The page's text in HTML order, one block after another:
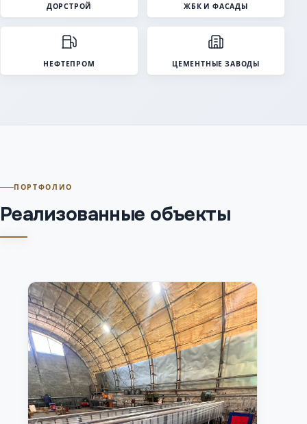
ДОРСТРОЙ ЖБК И ФАСАДЫ
НЕФТЕПРОМ ЦЕМЕНТНЫЕ ЗАВОДЫ
ПОРТФОЛИО
Реализованные объекты